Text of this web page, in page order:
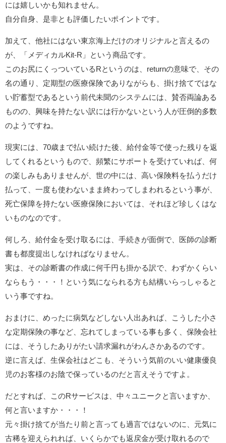
には嬉しいかも知れません。
自分自身、是非とも評価したいポイントです。
加えて、他社にはない東京海上だけのオリジナルと言えるの
が、「メディカルKit-R」という商品です。
このお尻にくっついているRというのは、returnの意味で、その
名の通り、定期型の医療保険でありながらも、掛け捨てではな
い貯蓄型であるという前代未聞のシステムには、賛否両論ある
ものの、興味を持たない訳には行かないという人が圧倒的多数
のようですね。
現実には、70歳まで払い続けた後、給付金等で使った残りを返
してくれるというもので、頻繁にサポートを受けていれば、何
の楽しみもありませんが、世の中には、高い保険料を払うだけ
払って、一度も使わないまま終わってしまわれるという事が、
死亡保障を持たない医療保険においては、それほど珍しくはな
いものなのです。
何しろ、給付金を受け取るには、手続きが面倒で、医師の診断
書も都度提出しなければなりません。
実は、その診断書の作成に何千円も掛かる訳で、わずかくらい
ならもう・・・！という気になられる方も結構いらっしゃると
いう事ですね。
おまけに、めったに病気などしない人出あれば、こうした小さ
な定期保険の事など、忘れてしまっている事も多く、保険会社
には、そうしたありがたい請求漏れがわんさかあるのです。
逆に言えば、生保会社はどこも、そういう気前のいい健康優良
児のお客様のお陰で保っているのだと言えそうですよ。
だとすれば、このRサービスは、中々ユニークと言いますか、
何と言いますか・・・！
元々掛け捨てが当たり前と言っても過言ではないのに、元気に
古稀を迎えられれば、いくらかでも返戻金が受け取れるので